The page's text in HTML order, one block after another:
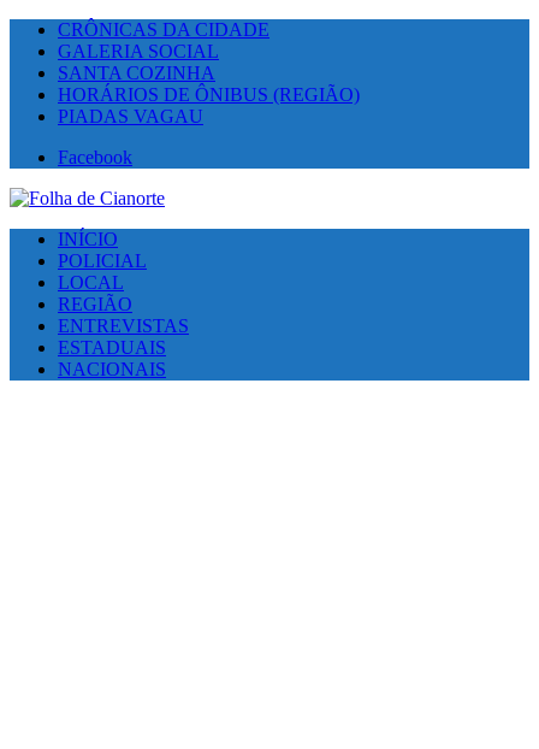
CRÔNICAS DA CIDADE
GALERIA SOCIAL
SANTA COZINHA
HORÁRIOS DE ÔNIBUS (REGIÃO)
PIADAS VAGAU
Facebook
INÍCIO
POLICIAL
LOCAL
REGIÃO
ENTREVISTAS
ESTADUAIS
NACIONAIS